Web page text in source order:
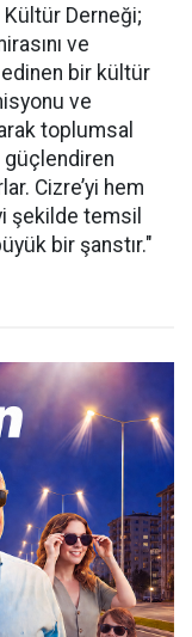
Kültür Derneği;
ve
edinen bir kültür
ve
toplumsal
güçlendiren
Cizre’yi hem
şekilde temsil
bir şanstır."